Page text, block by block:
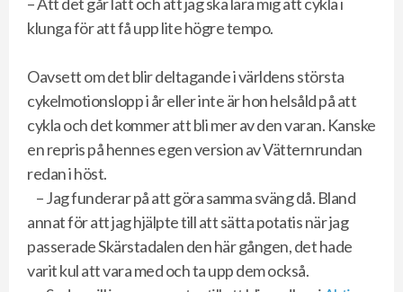
klunga för att få upp lite högre tempo.
Oavsett om det blir deltagande i världens största
cykelmotionslopp i år eller inte är hon helsåld på att
cykla och det kommer att bli mer av den varan. Kanske
en repris på hennes egen version av Vätternrundan
redan i höst.
– Jag funderar på att göra samma sväng då. Bland
annat för att jag hjälpte till att sätta potatis när jag
passerade Skärstadalen den här gången, det hade
varit kul att vara med och ta upp dem också.